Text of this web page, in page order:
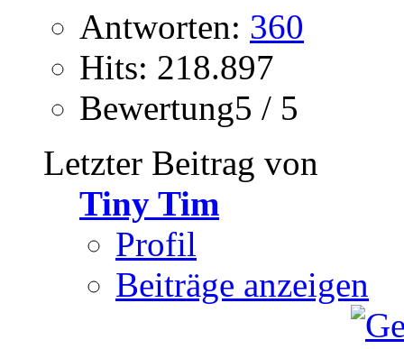
Antworten: 360
Hits: 218.897
Bewertung5 / 5
Letzter Beitrag von
Tiny Tim
Profil
Beiträge anzeigen